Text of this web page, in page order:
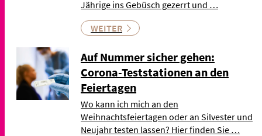
Jährige ins Gebüsch gezerrt und …
WEITER
Auf Nummer sicher gehen:
Corona-Teststationen an den
Feiertagen
Wo kann ich mich an den
Weihnachtsfeiertagen oder an Silvester und
Neujahr testen lassen? Hier finden Sie …